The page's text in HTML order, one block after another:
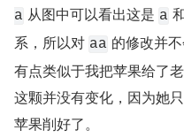
a 从图中可以看出这是 a
系，所以对 aa 的修改并
有点类似于我把苹果给了
这颗并没有变化，因为她
苹果削好了。